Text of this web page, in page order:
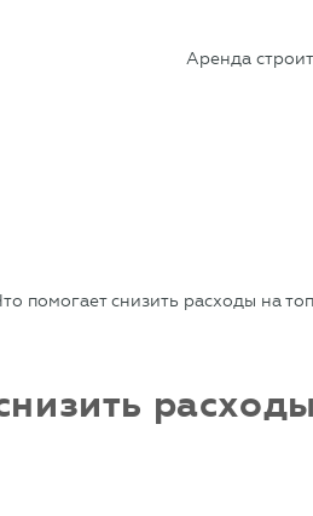
Аренда
помогает снизить расходы на